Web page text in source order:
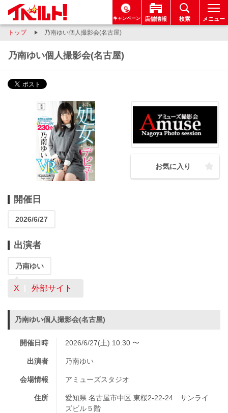
キャンペーン 店舗情報 検索 メニュー
トップ 乃南ゆい個人撮影会(名古屋)
乃南ゆい個人撮影会(名古屋)
お気に入り
開催日
2026/6/27
出演者
乃南ゆい
X 外部サイト
乃南ゆい個人撮影会(名古屋)
開催日時 2026/6/27(土) 10:30 〜
出演者 乃南ゆい
会場情報 アミューズスタジオ
住所
愛知県 名古屋市中区 東桜2-22-24 サンライ
ズビル５階